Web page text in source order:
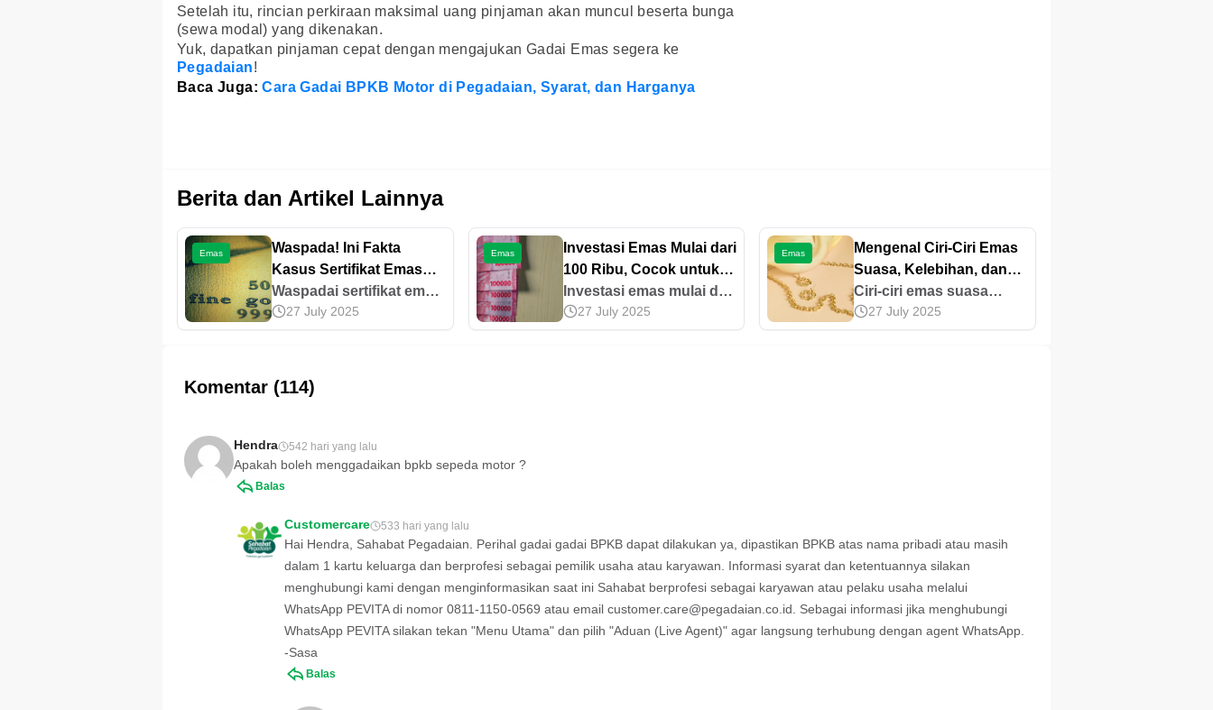
Setelah itu, rincian perkiraan maksimal uang pinjaman akan muncul beserta bunga
(sewa modal) yang dikenakan.
Yuk, dapatkan pinjaman cepat dengan mengajukan Gadai Emas segera ke
Pegadaian!
Baca Juga:Cara Gadai BPKB Motor di Pegadaian, Syarat, dan Harganya
Berita dan Artikel Lainnya
Emas
Waspada! Ini Fakta
Kasus Sertifikat Emas
Antam Palsu dan Cara
Cek Keasliannya
Waspadai sertifikat emas
Antam palsu yang dapat
merugikan kegiatan
cari tahu cara mengecek
keasliannya di artikel ini!
27 July 2025
Emas
Investasi Emas Mulai dari
100 Ribu, Cocok untuk
Pemula!
Investasi emas mulai dari
100 ribu bisa jadi
langkah awal yang tepat.
27 July 2025
Emas
Mengenal Ciri-Ciri Emas
Suasa, Kelebihan, dan
Kekurangannya
Ciri-ciri emas suasa
dapat dikenali mulai dari
warna hingga
27 July 2025
Komentar (114)
Hendra 542 hari yang lalu
Apakah boleh menggadaikan bpkb sepeda motor ?
Balas
Customercare 533 hari yang lalu
Hai Hendra, Sahabat Pegadaian. Perihal gadai gadai BPKB dapat dilakukan ya, dipastikan BPKB atas nama pribadi atau masih
dalam 1 kartu keluarga dan berprofesi sebagai pemilik usaha atau karyawan. Informasi syarat dan ketentuannya silakan
menghubungi kami dengan menginformasikan saat ini Sahabat berprofesi sebagai karyawan atau pelaku usaha melalui
WhatsApp PEVITA di nomor 0811-1150-0569 atau email customer.care@pegadaian.co.id . Sebagai informasi jika menghubungi
WhatsApp PEVITA silakan tekan "Menu Utama" dan pilih "Aduan (Live Agent)" agar langsung terhubung dengan agent WhatsApp.
-Sasa
Balas